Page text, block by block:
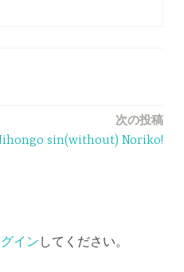
次の投稿
sin(without) Noriko!
イン してください。